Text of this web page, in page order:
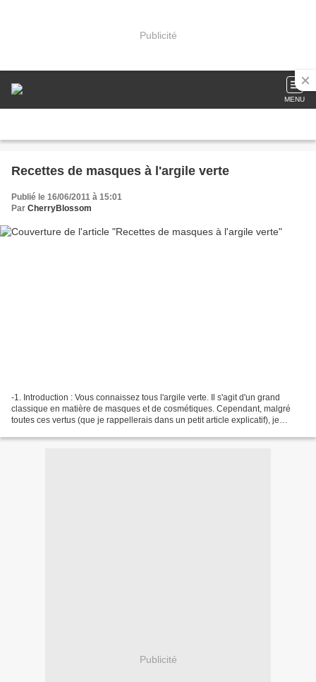
Publicité
MENU
Recettes de masques à l'argile verte
Publié le 16/06/2011 à 15:01
Par CherryBlossom
-1. Introduction : Vous connaissez tous l'argile verte. Il s'agit d'un grand
classique en matière de masques et de cosmétiques. Cependant, malgré
toutes ces vertus (que je rappellerais dans un petit article explicatif), je
Publicité